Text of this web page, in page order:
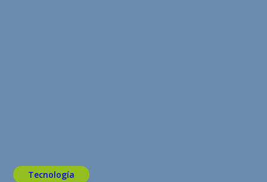
Tecnología